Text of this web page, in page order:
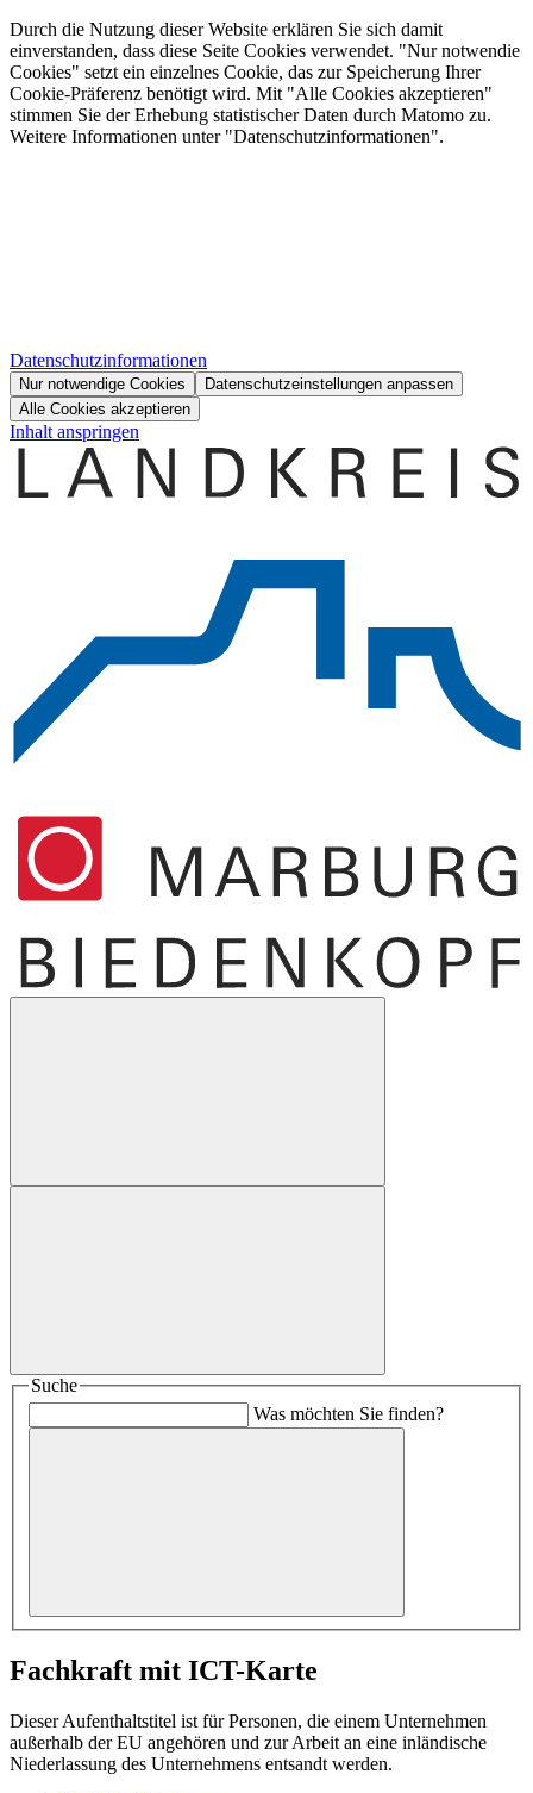
Durch die Nutzung dieser Website erklären Sie sich damit
einverstanden, dass diese Seite Cookies verwendet. "Nur notwendie
Cookies" setzt ein einzelnes Cookie, das zur Speicherung Ihrer
Cookie-Präferenz benötigt wird. Mit "Alle Cookies akzeptieren"
stimmen Sie der Erhebung statistischer Daten durch Matomo zu.
Weitere Informationen unter "Datenschutzinformationen".
Datenschutzinformationen
Nur notwendige Cookies
Datenschutzeinstellungen anpassen
Alle Cookies akzeptieren
Inhalt anspringen
Suche
Was möchten Sie finden?
Fachkraft mit ICT-Karte
Dieser Aufenthaltstitel ist für Personen, die einem Unternehmen
außerhalb der EU angehören und zur Arbeit an eine inländische
Niederlassung des Unternehmens entsandt werden.